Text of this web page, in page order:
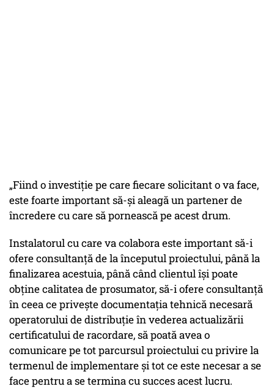
„Fiind o investiție pe care fiecare solicitant o va face,
este foarte important să-și aleagă un partener de
încredere cu care să pornească pe acest drum.
Instalatorul cu care va colabora este important să-i
ofere consultanță de la începutul proiectului, până la
finalizarea acestuia, până când clientul își poate
obține calitatea de prosumator, să-i ofere consultanță
în ceea ce privește documentația tehnică necesară
operatorului de distribuție în vederea actualizării
certificatului de racordare, să poată avea o
comunicare pe tot parcursul proiectului cu privire la
termenul de implementare și tot ce este necesar a se
face pentru a se termina cu succes acest lucru.